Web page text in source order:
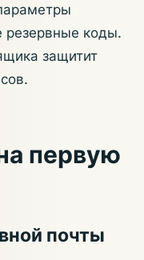
резервные коды.
защитит
первую
почты